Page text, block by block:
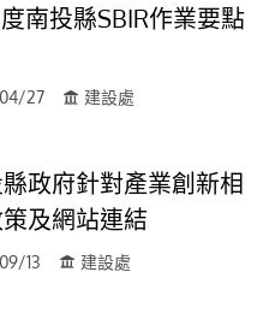
度南投縣SBIR作業要點
04/27 建設處
政府針對產業創新相
及網站連結
09/13 建設處